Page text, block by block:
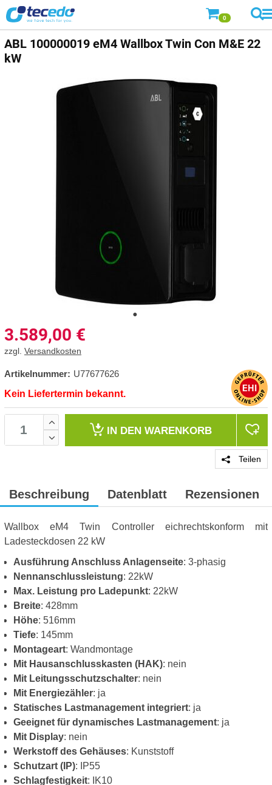
0
ABL 100000019 eM4 Wallbox Twin Con M&E 22
kW
3.589,00 €
zzgl. Versandkosten
Artikelnummer: U77677626
Kein Liefertermin bekannt.
IN DEN WARENKORB
Teilen
Beschreibung Datenblatt Rezensionen
Wallbox eM4 Twin Controller eichrechtskonform mit
Ladesteckdosen 22 kW
Ausführung Anschluss Anlagenseite: 3-phasig
Nennanschlussleistung: 22kW
Max. Leistung pro Ladepunkt: 22kW
Breite: 428mm
Höhe: 516mm
Tiefe: 145mm
Montageart: Wandmontage
Mit Hausanschlusskasten (HAK): nein
Mit Leitungsschutzschalter: nein
Mit Energiezähler: ja
Statisches Lastmanagement integriert: ja
Geeignet für dynamisches Lastmanagement: ja
Mit Display: nein
Werkstoff des Gehäuses: Kunststoff
Schutzart (IP): IP55
Schlagfestigkeit: IK10